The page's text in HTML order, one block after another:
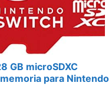
GB microSDXC
para Nintendo